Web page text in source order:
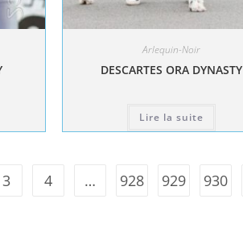
Arlequin-Noir
DESCARTES ORA DYNASTY
Lire la suite
3 4 … 928 929 930